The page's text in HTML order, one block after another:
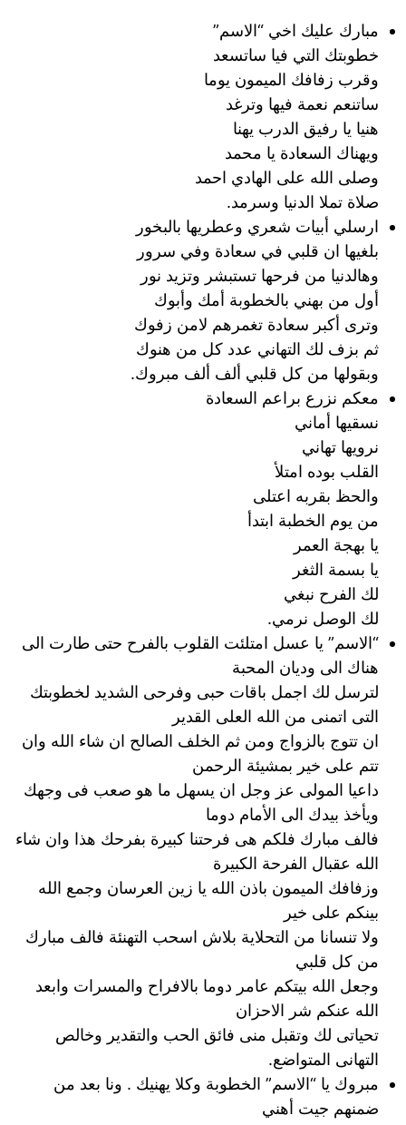
مبارك عليك اخي “الاسم”
خطوبتك التي فيا ساتسعد
وقرب زفافك الميمون يوما
ساتنعم نعمة فيها وترغد
هنيا يا رفيق الدرب يهنا
ويهناك السعادة يا محمد
وصلى الله على الهادي احمد
صلاة تملا الدنيا وسرمد.
ارسلي أبيات شعري وعطريها بالبخور
بلغيها ان قلبي في سعادة وفي سرور
وهالدنيا من فرحها تستبشر وتزيد نور
أول من بهني بالخطوبة أمك وأبوك
وترى أكبر سعادة تغمرهم لامن زفوك
ثم بزف لك التهاني عدد كل من هنوك
وبقولها من كل قلبي ألف ألف مبروك.
معكم نزرع براعم السعادة
نسقيها أماني
نرويها تهاني
القلب بوده امتلأ
والحظ بقربه اعتلى
من يوم الخطبة ابتدأ
يا بهجة العمر
يا بسمة الثغر
لك الفرح نبغي
لك الوصل نرمي.
“الاسم” يا عسل امتلئت القلوب بالفرح حتى طارت الى
هناك الى وديان المحبة
لترسل لك اجمل باقات حبى وفرحى الشديد لخطوبتك
التى اتمنى من الله العلى القدير
ان تتوج بالزواج ومن ثم الخلف الصالح ان شاء الله وان
تتم على خير بمشيئة الرحمن
داعيا المولى عز وجل ان يسهل ما هو صعب فى وجهك
ويأخذ بيدك الى الأمام دوما
فالف مبارك فلكم هى فرحتنا كبيرة بفرحك هذا وان شاء
الله عقبال الفرحة الكبيرة
وزفافك الميمون باذن الله يا زين العرسان وجمع الله
بينكم على خير
ولا تنسانا من التحلاية بلاش اسحب التهنئة فالف مبارك
من كل قلبي
وجعل الله بيتكم عامر دوما بالافراح والمسرات وابعد
الله عنكم شر الاحزان
تحياتى لك وتقبل منى فائق الحب والتقدير وخالص
التهانى المتواضع.
مبروك يا “الاسم” الخطوبة وكلا يهنيك . ونا بعد من
ضمنهم جيت أهني